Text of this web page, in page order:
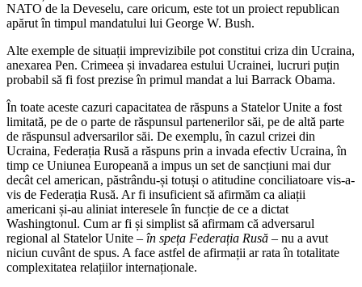
NATO de la Deveselu, care oricum, este tot un proiect republican
apărut în timpul mandatului lui George W. Bush.
Alte exemple de situații imprevizibile pot constitui criza din Ucraina,
anexarea Pen. Crimeea și invadarea estului Ucrainei, lucruri puțin
probabil să fi fost prezise în primul mandat a lui Barrack Obama.
În toate aceste cazuri capacitatea de răspuns a Statelor Unite a fost
limitată, pe de o parte de răspunsul partenerilor săi, pe de altă parte
de răspunsul adversarilor săi. De exemplu, în cazul crizei din
Ucraina, Federația Rusă a răspuns prin a invada efectiv Ucraina, în
timp ce Uniunea Europeană a impus un set de sancțiuni mai dur
decât cel american, păstrându-și totuși o atitudine conciliatoare vis-a-
vis de Federația Rusă. Ar fi insuficient să afirmăm ca aliații
americani și-au aliniat interesele în funcție de ce a dictat
Washingtonul. Cum ar fi și simplist să afirmam că adversarul
regional al Statelor Unite – în speța Federația Rusă – nu a avut
niciun cuvânt de spus. A face astfel de afirmații ar rata în totalitate
complexitatea relațiilor internaționale.